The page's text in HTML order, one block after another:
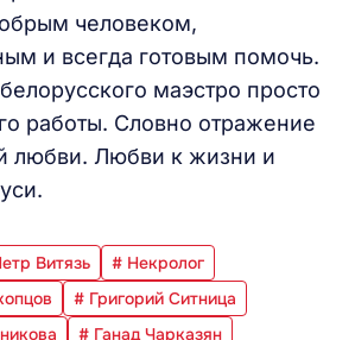
человеком,
и всегда готовым помочь.
маэстро просто
работы. Словно отражение
любви. Любви к жизни и
Витязь
# Некролог
# Григорий Ситница
# Ганад Чарказян